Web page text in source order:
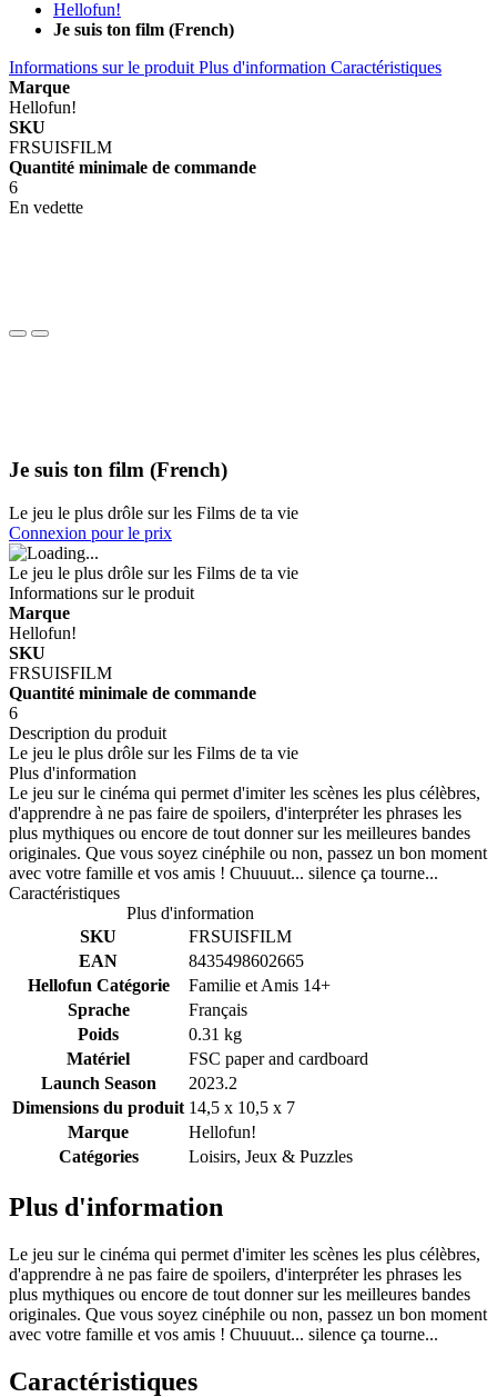
Hellofun!
Je suis ton film (French)
Informations sur le produit Plus d'information Caractéristiques
Marque
Hellofun!
SKU
FRSUISFILM
Quantité minimale de commande
6
En vedette
Je suis ton film (French)
Le jeu le plus drôle sur les Films de ta vie
Connexion pour le prix
Le jeu le plus drôle sur les Films de ta vie
Informations sur le produit
Marque
Hellofun!
SKU
FRSUISFILM
Quantité minimale de commande
6
Description du produit
Le jeu le plus drôle sur les Films de ta vie
Plus d'information
Le jeu sur le cinéma qui permet d'imiter les scènes les plus célèbres,
d'apprendre à ne pas faire de spoilers, d'interpréter les phrases les
plus mythiques ou encore de tout donner sur les meilleures bandes
originales. Que vous soyez cinéphile ou non, passez un bon moment
avec votre famille et vos amis ! Chuuuut... silence ça tourne...
Caractéristiques
Plus d'information
SKU
FRSUISFILM
EAN
8435498602665
Hellofun Catégorie
Familie et Amis 14+
Sprache
Français
Poids
0.31 kg
Matériel
FSC paper and cardboard
Launch Season
2023.2
Dimensions du produit 14,5 x 10,5 x 7
Marque
Hellofun!
Catégories
Loisirs, Jeux & Puzzles
Plus d'information
Le jeu sur le cinéma qui permet d'imiter les scènes les plus célèbres,
d'apprendre à ne pas faire de spoilers, d'interpréter les phrases les
plus mythiques ou encore de tout donner sur les meilleures bandes
originales. Que vous soyez cinéphile ou non, passez un bon moment
avec votre famille et vos amis ! Chuuuut... silence ça tourne...
Caractéristiques